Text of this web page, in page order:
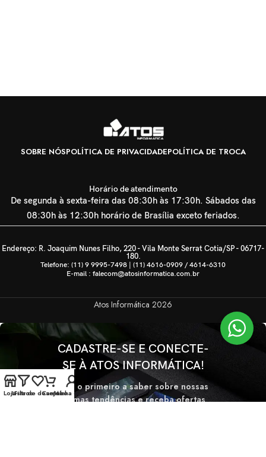
SOBRE NÓSPOLÍTICA DE PRIVACIDADEPOLÍTICA DE TROCA
Horário de atendimento
De segunda à sexta-feira das 08:30h às 17:30h. Sábados das
08:30h às 12:30h horário de Brasília exceto feriados.
Endereço: R. Joaquim Nunes Filho, 220 - Vila Monte Serrat Cotia/SP - 06717-
180.
Telefone: (11) 9 9995-7498 | (11) 4616-0909 / 4614-6310
E-mail : falecom@atosinformatica.com.br
Atos Informática 2026
CADASTRE-SE E CONECTE-
SE À ATOS INFORMÁTICA!
Seja o primeiro a saber sobre nossas
últimas tendências e receba ofertas
LojaFiltros
Lista de desejos
CarrinhoMinha conta